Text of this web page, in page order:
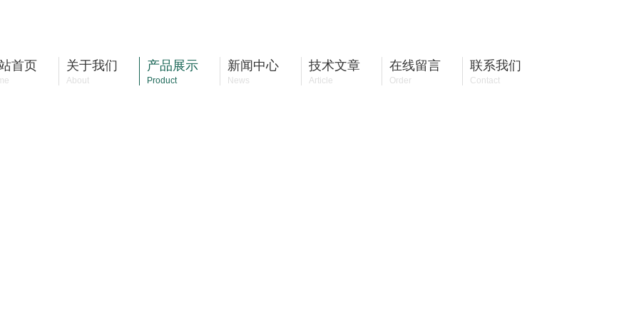
首页 关于我们
About
产品展示
Product
新闻中心
News
技术文章
Article
在线留言
Order
联系我们
Contact